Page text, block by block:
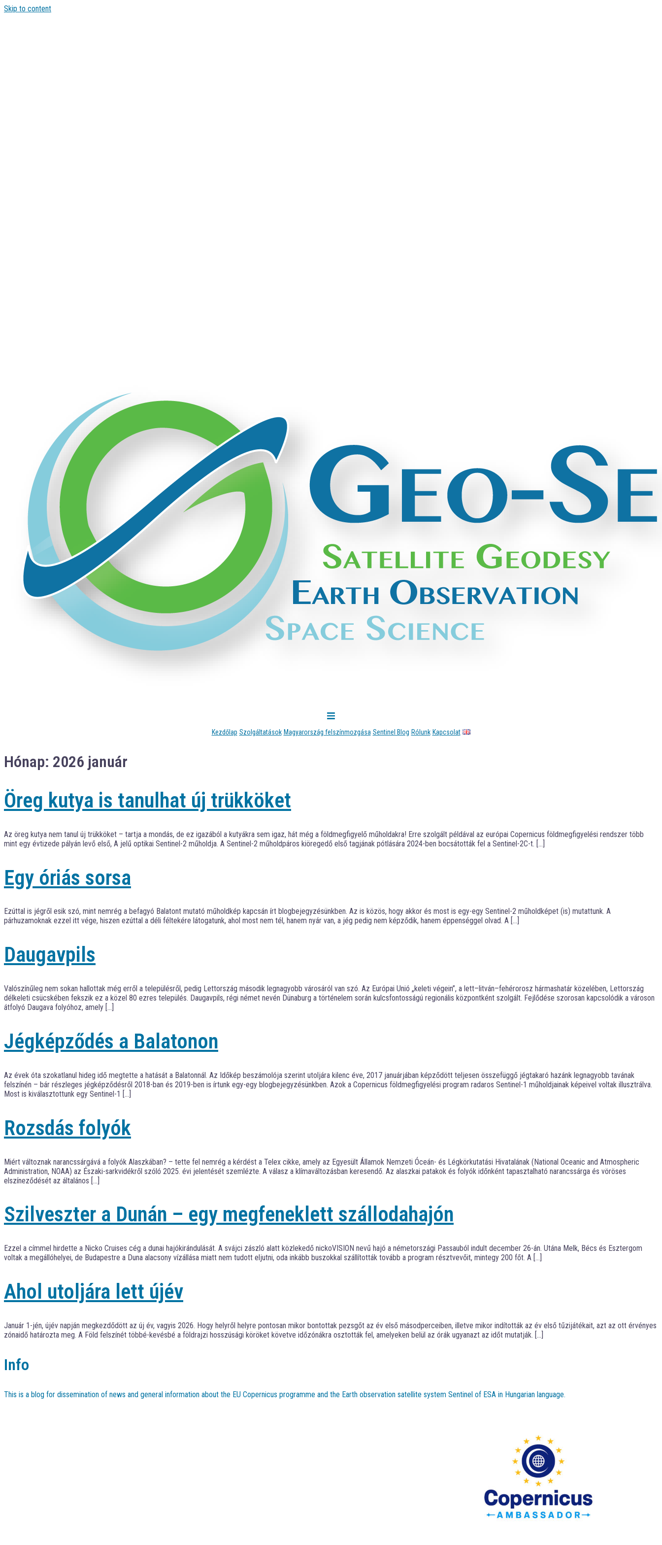
Skip to content
Kezdőlap Szolgáltatások Magyarország felszínmozgása Sentinel Blog Rólunk Kapcsolat
Hónap: 2026 január
Öreg kutya is tanulhat új trükköket
Az öreg kutya nem tanul új trükköket – tartja a mondás, de ez igazából a kutyákra sem igaz, hát még a földmegfigyelő műholdakra! Erre szolgált példával az európai Copernicus földmegfigyelési rendszer több
mint egy évtizede pályán levő első, A jelű optikai Sentinel-2 műholdja. A Sentinel-2 műholdpáros kiöregedő első tagjának pótlására 2024-ben bocsátották fel a Sentinel-2C-t. […]
Egy óriás sorsa
Ezúttal is jégről esik szó, mint nemrég a befagyó Balatont mutató műholdkép kapcsán írt blogbejegyzésünkben. Az is közös, hogy akkor és most is egy-egy Sentinel-2 műholdképet (is) mutattunk. A
párhuzamoknak ezzel itt vége, hiszen ezúttal a déli féltekére látogatunk, ahol most nem tél, hanem nyár van, a jég pedig nem képződik, hanem éppenséggel olvad. A […]
Daugavpils
Valószínűleg nem sokan hallottak még erről a településről, pedig Lettország második legnagyobb városáról van szó. Az Európai Unió „keleti végein”, a lett–litván–fehérorosz hármashatár közelében, Lettország
délkeleti csücskében fekszik ez a közel 80 ezres település. Daugavpils, régi német nevén Dünaburg a történelem során kulcsfontosságú regionális központként szolgált. Fejlődése szorosan kapcsolódik a városon
átfolyó Daugava folyóhoz, amely […]
Jégképződés a Balatonon
Az évek óta szokatlanul hideg idő megtette a hatását a Balatonnál. Az Időkép beszámolója szerint utoljára kilenc éve, 2017 januárjában képződött teljesen összefüggő jégtakaró hazánk legnagyobb tavának
felszínén – bár részleges jégképződésről 2018-ban és 2019-ben is írtunk egy-egy blogbejegyzésünkben. Azok a Copernicus földmegfigyelési program radaros Sentinel-1 műholdjainak képeivel voltak illusztrálva.
Most is kiválasztottunk egy Sentinel-1 […]
Rozsdás folyók
Miért változnak narancssárgává a folyók Alaszkában? – tette fel nemrég a kérdést a Telex cikke, amely az Egyesült Államok Nemzeti Óceán- és Légkörkutatási Hivatalának (National Oceanic and Atmospheric
Administration, NOAA) az Északi-sarkvidékről szóló 2025. évi jelentését szemlézte. A válasz a klímaváltozásban keresendő. Az alaszkai patakok és folyók időnként tapasztalható narancssárga és vöröses
elszíneződését az általános […]
Szilveszter a Dunán – egy megfeneklett szállodahajón
Ezzel a címmel hirdette a Nicko Cruises cég a dunai hajókirándulását. A svájci zászló alatt közlekedő nickoVISION nevű hajó a németországi Passauból indult december 26-án. Utána Melk, Bécs és Esztergom
voltak a megállóhelyei, de Budapestre a Duna alacsony vízállása miatt nem tudott eljutni, oda inkább buszokkal szállították tovább a program résztvevőit, mintegy 200 főt. A […]
Ahol utoljára lett újév
Január 1-jén, újév napján megkezdődött az új év, vagyis 2026. Hogy helyről helyre pontosan mikor bontottak pezsgőt az év első másodperceiben, illetve mikor indították az év első tűzijátékait, azt az ott érvényes
zónaidő határozta meg. A Föld felszínét többé-kevésbé a földrajzi hosszúsági köröket követve időzónákra osztották fel, amelyeken belül az órák ugyanazt az időt mutatják. […]
Info
This is a blog for dissemination of news and general information about the EU Copernicus programme and the Earth observation satellite system Sentinel of ESA in Hungarian language.